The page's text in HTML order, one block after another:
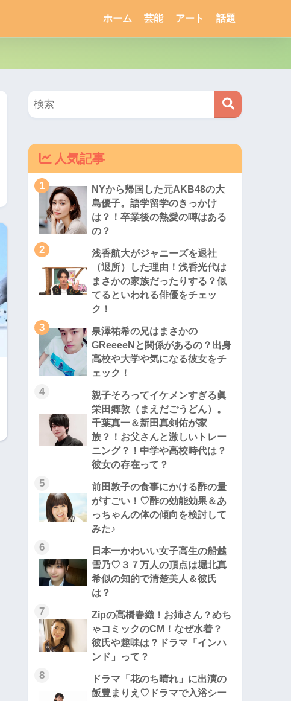
ホーム 芸能 アート 話題
人気記事
1
NYから帰国した元AKB48の大
島優子。語学留学のきっかけ
は？！卒業後の熱愛の噂はある
の？
2
浅香航大がジャニーズを退社
（退所）した理由！浅香光代は
まさかの家族だったりする？似
てるといわれる俳優をチェッ
ク！
3
泉澤祐希の兄はまさかの
GReeeeNと関係があるの？出身
高校や大学や気になる彼女をチ
ェック！
4
親子そろってイケメンすぎる眞
栄田郷敦（まえだごうどん）。
千葉真一＆新田真剣佑が家
族？！お父さんと激しいトレー
ニング？！中学や高校時代は？
彼女の存在って？
5
前田敦子の食事にかける酢の量
がすごい！♡酢の効能効果＆あ
っちゃんの体の傾向を検討して
みた♪
6
日本一かわいい女子高生の船越
雪乃♡３７万人の頂点は堀北真
希似の知的で清楚美人＆彼氏
は？
7
Zipの高橋春織！お姉さん？めち
ゃコミックのCM！なぜ水着？
彼氏や趣味は？ドラマ「インハ
ンド」って？
8
ドラマ「花のち晴れ」に出演の
飯豊まりえ♡ドラマで入浴シー